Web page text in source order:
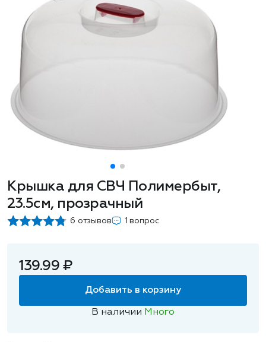
Крышка для СВЧ Полимербыт,
23.5см, прозрачный
6 отзывов 1 вопрос
139.99 ₽
Добавить в корзину
В наличии Много